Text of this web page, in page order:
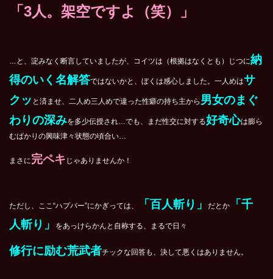
「3人。架空ですよ（笑）」
…と、淀みなく断言していましたが、コイツは（根拠はなくとも）じつに納
得のいく名解答ではないかと、ぼくは感心しました。一人めはサ
クッ と済ませ、二人め三人めで違った性癖の持ち主から 男女のまぐ
わりの深みを多少伝授され…でも、まだ性交に対する好奇心は膨ら
むばかりの興味津々状態の頃合い…
まさに完ペキ じゃありませんか！
ただし、ここ“ハプバー”にかぎっては、 「百人斬り」 だとか
「千
人斬り」
をあっけらかんと自称する、まるで日々
修行に励む荒武者チックな回答も、決して悪くはありません。